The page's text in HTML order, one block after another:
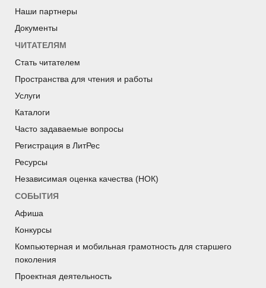
Наши партнеры
Документы
ЧИТАТЕЛЯМ
Стать читателем
Пространства для чтения и работы
Услуги
Каталоги
Часто задаваемые вопросы
Регистрация в ЛитРес
Ресурсы
Независимая оценка качества (НОК)
СОБЫТИЯ
Афиша
Конкурсы
Компьютерная и мобильная грамотность для старшего
поколения
Проектная деятельность